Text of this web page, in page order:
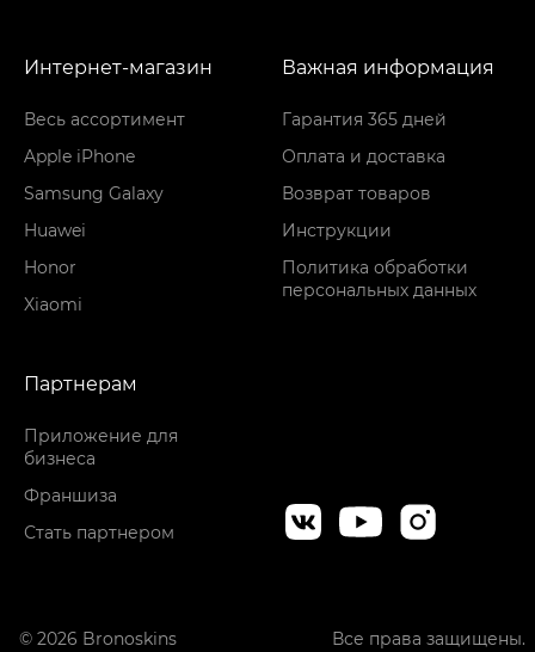
Интернет-магазин
Весь ассортимент
Apple iPhone
Samsung Galaxy
Huawei
Honor
Xiaomi
Важная информация
Гарантия 365 дней
Оплата и доставка
Возврат товаров
Инструкции
Политика обработки
персональных данных
Партнерам
Приложение для
бизнеса
Франшиза
Стать партнером
© 2026 Bronoskins Все права защищены.